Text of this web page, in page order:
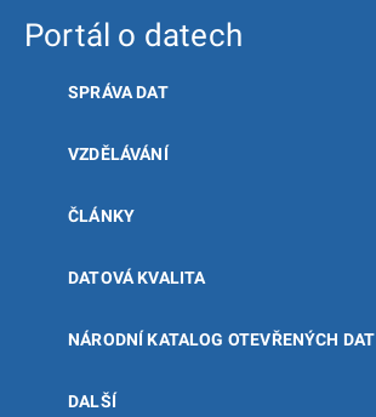
Portál o datech
SPRÁVA DAT
VZDĚLÁVÁNÍ
ČLÁNKY
DATOVÁ KVALITA
NÁRODNÍ KATALOG OTEVŘENÝCH DAT
DALŠÍ